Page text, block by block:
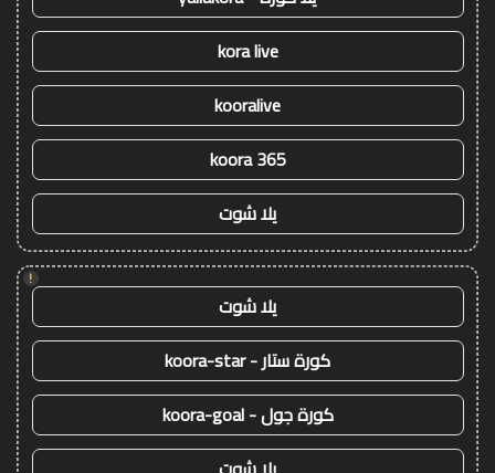
kora live
kooralive
koora 365
يلا شوت
!
يلا شوت
كورة ستار - koora-star
كورة جول - koora-goal